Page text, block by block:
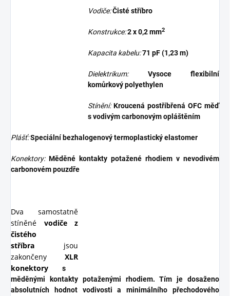
Vodiče:Čisté stříbro
Konstrukce:2 x 0,2 mm2
Kapacita kabelu:71 pF (1,23 m)
Dielektrikum:
Vysoce flexibilní
komůrkový polyethylen
Stínění: Kroucená postříbřená OFC měď
s vodivým carbonovým opláštěním
Plášť:Speciální bezhalogenový termoplastický elastomer
Konektory:Měděné kontakty potažené rhodiem v nevodivém
carbonovém pouzdře
Dva samostatně
stíněné vodiče z
čistého
stříbra jsou
zakončeny XLR
konektory
s
měděnými kontakty potaženými rhodiem. Tím je dosaženo
absolutních hodnot vodivosti a minimálního přechodového